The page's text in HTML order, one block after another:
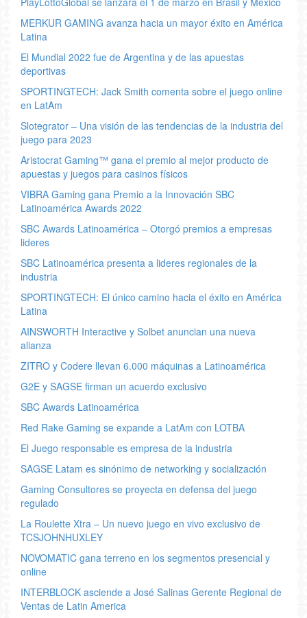
MERKUR GAMING avanza hacia un mayor éxito en América
Latina
El Mundial 2022 fue de Argentina y de las apuestas
deportivas
SPORTINGTECH: Jack Smith comenta sobre el juego online
en LatAm
Slotegrator – Una visión de las tendencias de la industria del
juego para 2023
Aristocrat Gaming™ gana el premio al mejor producto de
apuestas y juegos para casinos físicos
VIBRA Gaming gana Premio a la Innovación SBC
Latinoamérica Awards 2022
SBC Awards Latinoamérica – Otorgó premios a empresas
lideres
SBC Latinoamérica presenta a lideres regionales de la
industria
SPORTINGTECH: El único camino hacia el éxito en América
Latina
AINSWORTH Interactive y Solbet anuncian una nueva
alianza
ZITRO y Codere llevan 6.000 máquinas a Latinoamérica
G2E y SAGSE firman un acuerdo exclusivo
SBC Awards Latinoamérica
Red Rake Gaming se expande a LatAm con LOTBA
El Juego responsable es empresa de la industria
SAGSE Latam es sinónimo de networking y socialización
Gaming Consultores se proyecta en defensa del juego
regulado
La Roulette Xtra – Un nuevo juego en vivo exclusivo de
TCSJOHNHUXLEY
NOVOMATIC gana terreno en los segmentos presencial y
online
INTERBLOCK asciende a José Salinas Gerente Regional de
Ventas de Latin America